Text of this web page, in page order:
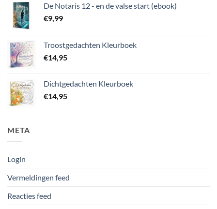
De Notaris 12 - en de valse start (ebook)
€9,99
Troostgedachten Kleurboek
€14,95
Dichtgedachten Kleurboek
€14,95
META
Login
Vermeldingen feed
Reacties feed